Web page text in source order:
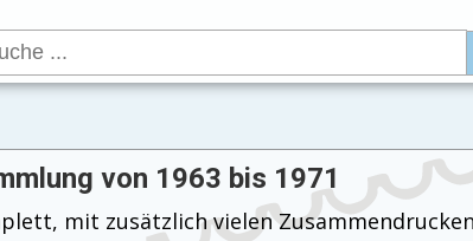
von 1963 bis 1971
mit zusätzlich vielen